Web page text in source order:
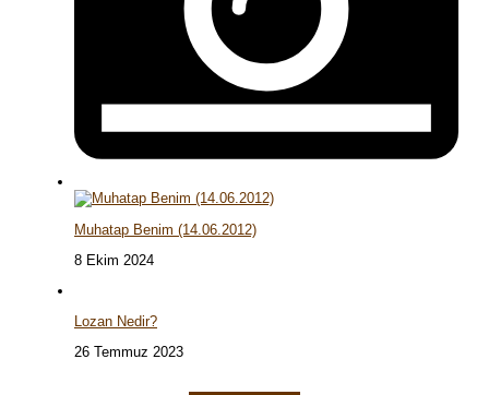
Muhatap Benim (14.06.2012)
8 Ekim 2024
Lozan Nedir?
26 Temmuz 2023